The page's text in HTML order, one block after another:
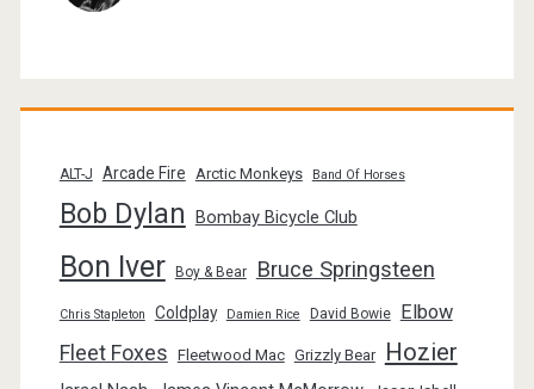
ALT-J Arcade Fire Arctic Monkeys Band Of Horses
Bob Dylan Bombay Bicycle Club
Bon Iver Boy & Bear Bruce Springsteen
Chris Stapleton Coldplay Damien Rice David Bowie Elbow
Fleet Foxes Fleetwood Mac Grizzly Bear Hozier